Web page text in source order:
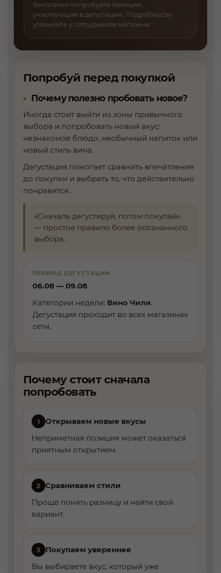
Бесплатно попробуйте позиции,
участвующие в дегустации. Подробности
уточняйте у сотрудников магазина.
Попробуй перед покупкой
Почему полезно пробовать новое?
Иногда стоит выйти из зоны привычного
выбора и попробовать новый вкус:
незнакомое блюдо, необычный напиток или
новый стиль вина.
Дегустация помогает сравнить впечатления
до покупки и выбрать то, что действительно
понравится.
«Сначала дегустируй, потом покупай»
— простое правило более осознанного
выбора.
ПЕРИОД ДЕГУСТАЦИИ
06.08 — 09.08
Категории недели: Вино Чили.
Дегустация проходит во всех магазинах
сети.
Почему стоит сначала
попробовать
1
Открываем новые вкусы
Неприметная позиция может оказаться
приятным открытием.
2
Сравниваем стили
Проще понять разницу и найти свой
вариант.
3
Покупаем увереннее
Вы выбираете вкус, который уже